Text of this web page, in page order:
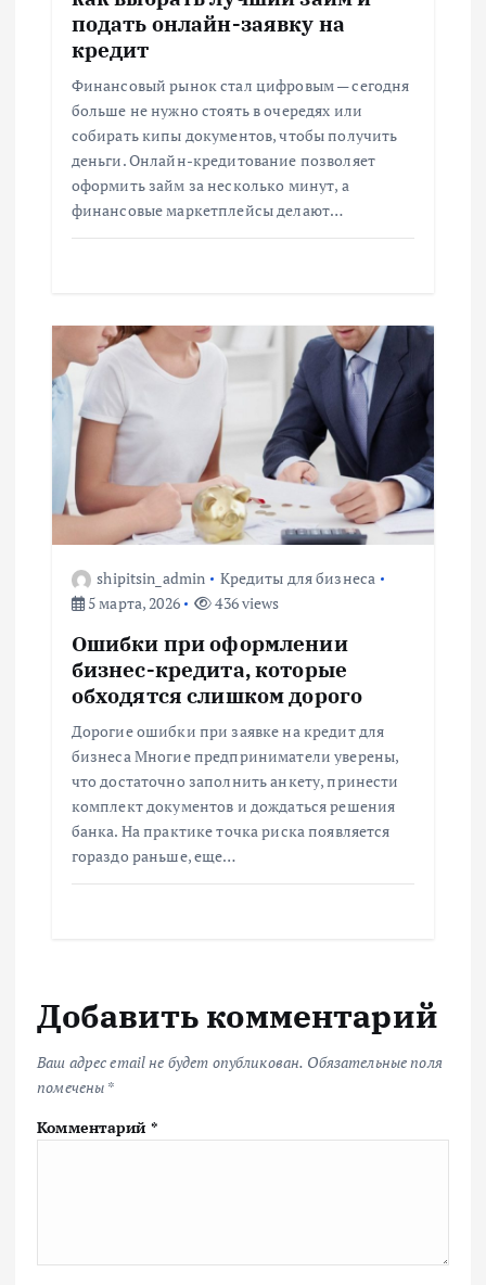
подать онлайн-заявку на
кредит
Финансовый рынок стал цифровым — сегодня
больше не нужно стоять в очередях или
собирать кипы документов, чтобы получить
деньги. Онлайн-кредитование позволяет
оформить займ за несколько минут, а
финансовые маркетплейсы делают…
shipitsin_admin
Кредиты для бизнеса
5 марта, 2026
436 views
Ошибки при оформлении
бизнес-кредита, которые
обходятся слишком дорого
Дорогие ошибки при заявке на кредит для
бизнеса Многие предприниматели уверены,
что достаточно заполнить анкету, принести
комплект документов и дождаться решения
банка. На практике точка риска появляется
гораздо раньше, еще…
Добавить комментарий
Ваш адрес email не будет опубликован. Обязательные поля
помечены *
Комментарий *